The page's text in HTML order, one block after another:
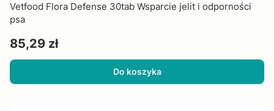
Vetfood Flora Defense 30tab Wsparcie jelit i odporności
psa
Cena
85,29 zł
Do koszyka